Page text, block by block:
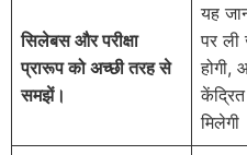
सिलेबस और परीक्षा
प्रारूप को अच्छी तरह से
समझें।
यह
पर ली
होगी,
मिलेगी